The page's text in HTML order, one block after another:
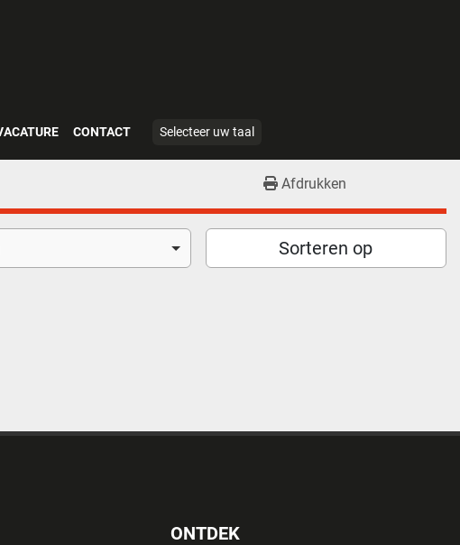
VACATURE CONTACT Selecteer uw taal
Afdrukken
Sorteren op
ONTDEK